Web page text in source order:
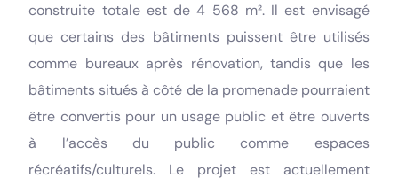
construite totale est de 4 568 m². Il est envisagé
que certains des bâtiments puissent être utilisés
comme bureaux après rénovation, tandis que les
bâtiments situés à côté de la promenade pourraient
être convertis pour un usage public et être ouverts
à l’accès du public comme espaces
récréatifs/culturels. Le projet est actuellement